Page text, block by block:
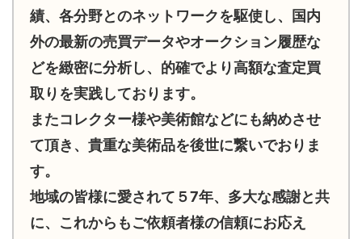
績、各分野とのネットワークを駆使し、国内
外の最新の売買データやオークション履歴な
どを緻密に分析し、的確でより高額な査定買
取りを実践しております。
またコレクター様や美術館などにも納めさせ
て頂き、貴重な美術品を後世に繋いでおりま
す。
地域の皆様に愛されて５7年、多大な感謝と共
に、これからもご依頼者様の信頼にお応え